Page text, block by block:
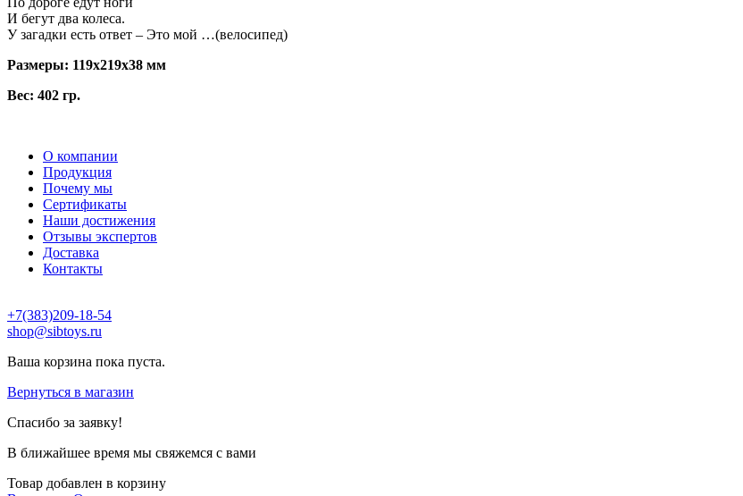
И бегут два колеса.
У загадки есть ответ – Это мой …(велосипед)
Размеры: 119x219x38 мм
Вес: 402 гр.
О компании
Продукция
Почему мы
Сертификаты
Наши достижения
Отзывы экспертов
Доставка
Контакты
+7(383)209-18-54
shop@sibtoys.ru
Ваша корзина пока пуста.
Вернуться в магазин
Спасибо за заявку!
В ближайшее время мы свяжемся с вами
Товар добавлен в корзину